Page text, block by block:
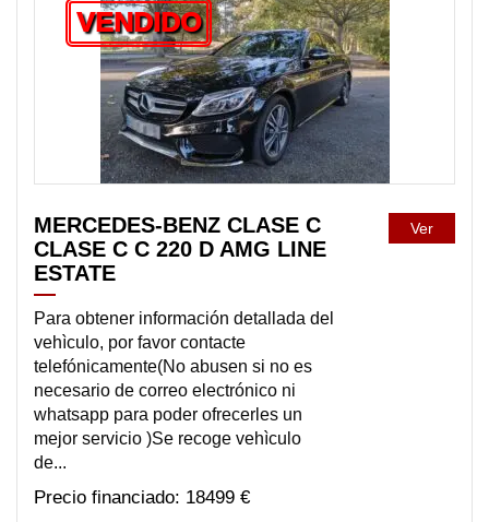
VENDIDO
MERCEDES-BENZ CLASE C
CLASE C C 220 D AMG LINE
ESTATE
Para obtener información detallada del
vehìculo, por favor contacte
telefónicamente(No abusen si no es
necesario de correo electrónico ni
whatsapp para poder ofrecerles un
mejor servicio )Se recoge vehìculo
de...
18499 €
Ver